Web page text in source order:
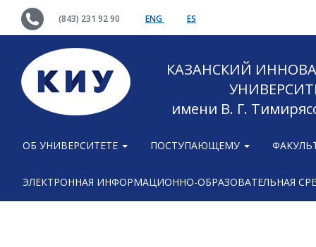
(843) 231 92 90 ENG ES
КАЗАНСКИЙ
имени В. Г.
ОБ УНИВЕРСИТЕТЕ ПОСТУПАЮЩЕМУ
ЭЛЕКТРОННАЯ ИНФОРМАЦИОННО-ОБРАЗОВАТЕЛЬНАЯ